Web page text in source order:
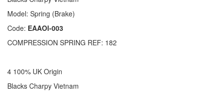
Model: Spring (Brake)
Code: EAAOl-003
COMPRESSION SPRING REF: 182
4 100% UK Origin
Blacks Charpy Vietnam